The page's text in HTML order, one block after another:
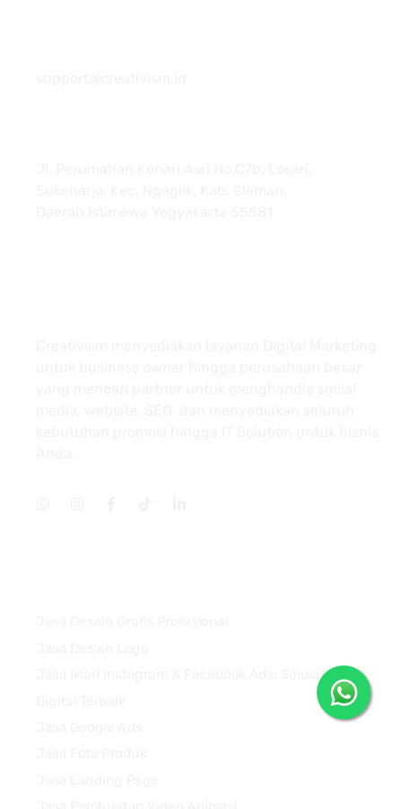
Jasa Iklan Instagram & Facebook Ads: Solusi Iklan